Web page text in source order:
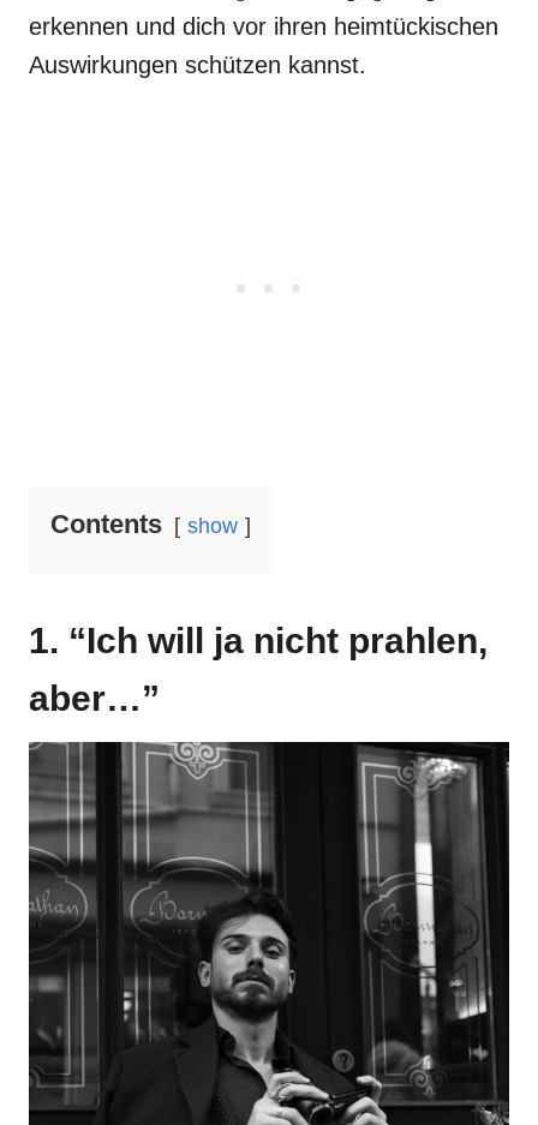
erkennen und dich vor ihren heimtückischen
Auswirkungen schützen kannst.
Contents show
1. “Ich will ja nicht prahlen,
aber…”